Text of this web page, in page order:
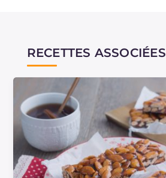
RECETTES ASSOCIÉES